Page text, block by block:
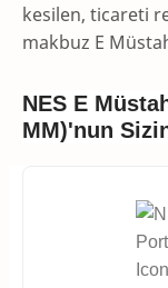
kesilen, ticareti
makbuz E
NES E
MM)'nun